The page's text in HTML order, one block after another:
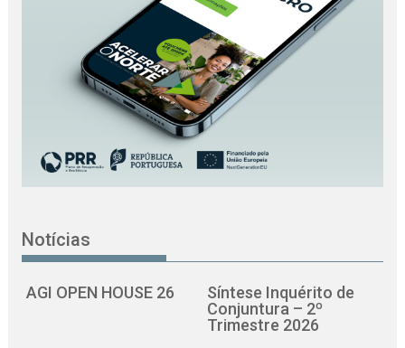
Notícias
AGI OPEN HOUSE 26
Síntese Inquérito de
Conjuntura – 2º
Trimestre 2026